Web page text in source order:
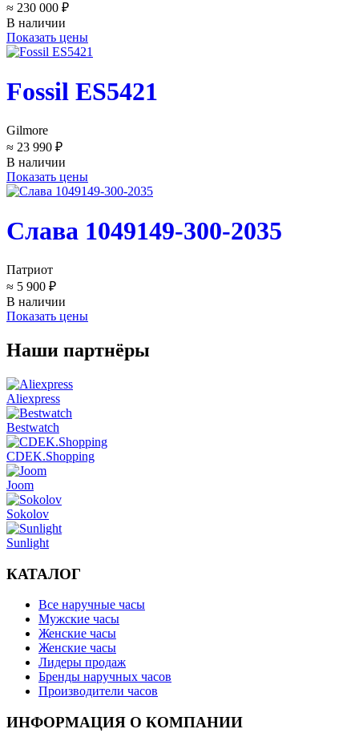
≈ 230 000 ₽
В наличии
Показать цены
Fossil ES5421
Gilmore
≈ 23 990 ₽
В наличии
Показать цены
Слава 1049149-300-2035
Патриот
≈ 5 900 ₽
В наличии
Показать цены
Наши партнёры
Aliexpress
Bestwatch
CDEK.Shopping
Joom
Sokolov
Sunlight
КАТАЛОГ
Все наручные часы
Мужские часы
Женские часы
Женские часы
Лидеры продаж
Бренды наручных часов
Производители часов
ИНФОРМАЦИЯ О КОМПАНИИ